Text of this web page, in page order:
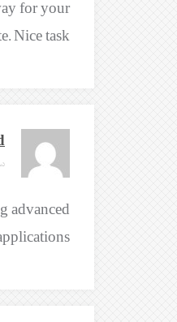
for your
Nice task..
advanced